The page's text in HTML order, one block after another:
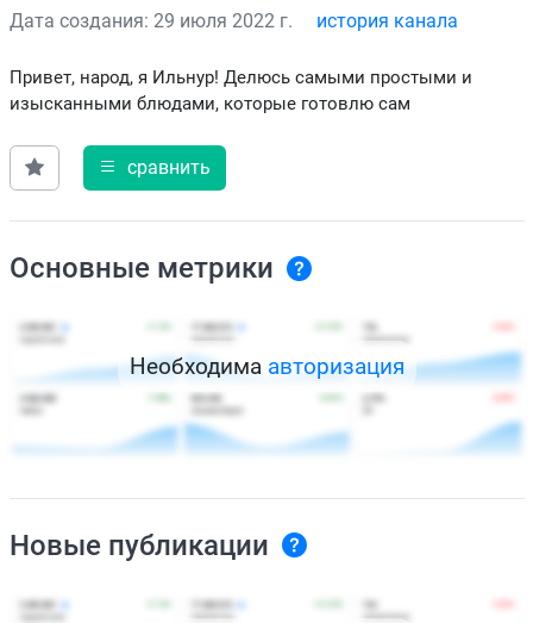
Дата создания: 29 июля 2022 г. история канала
Привет, народ, я Ильнур! Делюсь самыми простыми и
изысканными блюдами, которые готовлю сам
сравнить
Основные метрики
Необходима авторизация
Новые публикации